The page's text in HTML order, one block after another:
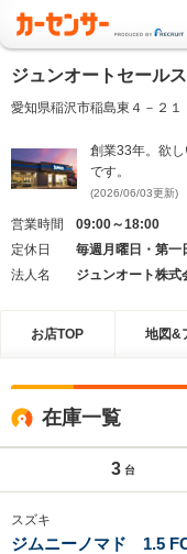
ジュンオートセール
愛知県稲沢市稲島東４－２１
創業33年。欲
です。
(2026/06/03更新)
営業時間
09:00～18:00
定休日
毎週月曜日・第一
法人名
ジュンオート株式
お店TOP 地図&
在庫一覧
3 台
スズキ
ジムニーノマド 1.5